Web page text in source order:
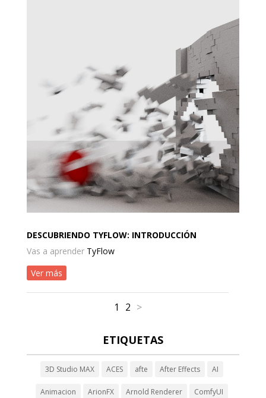
DESCUBRIENDO TYFLOW: INTRODUCCIÓN
Vas a aprender TyFlow
Ver más
1 2 >
ETIQUETAS
3D Studio MAX ACES afte After Effects AI
Animacion ArionFX Arnold Renderer ComfyUI